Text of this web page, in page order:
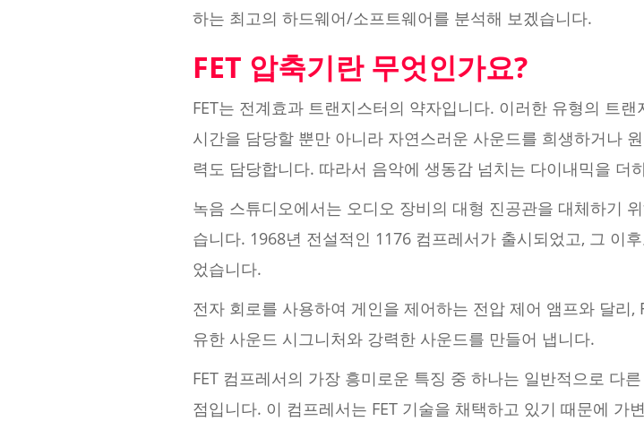
하는 최고의 하드웨어/소프트웨어를 분석해 보겠습니다.
FET 압축기란 무엇인가요?
FET는 전계효과 트랜지스터의 약자입니다. 이러한 유형의 트
시간을 담당할 뿐만 아니라 자연스러운 사운드를 희생하거나
력도 담당합니다. 따라서 음악에 생동감 넘치는 다이내믹을 더
녹음 스튜디오에서는 오디오 장비의 대형 진공관을 대체하기
습니다. 1968년 전설적인 1176 컴프레서가 출시되었고, 그 이
었습니다.
전자 회로를 사용하여 게인을 제어하는 전압 제어 앰프와 달리
유한 사운드 시그니처와 강력한 사운드를 만들어 냅니다.
FET 컴프레서의 가장 흥미로운 특징 중 하나는 일반적으로 다
점입니다. 이 컴프레서는 FET 기술을 채택하고 있기 때문에 가